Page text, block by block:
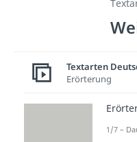
Textarten
Erörterung
1/7 –